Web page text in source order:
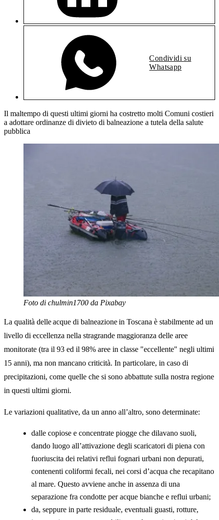
Condividi su
Whatsapp
Il maltempo di questi ultimi giorni ha costretto molti Comuni costieri
a adottare ordinanze di divieto di balneazione a tutela della salute
pubblica
Foto di chulmin1700 da Pixabay
La qualità delle acque di balneazione in Toscana è stabilmente ad un
livello di eccellenza nella stragrande maggioranza delle aree
monitorate (tra il 93 ed il 98% aree in classe "eccellente" negli ultimi
15 anni), ma non mancano criticità. In particolare, in caso di
precipitazioni, come quelle che si sono abbattute sulla nostra regione
in questi ultimi giorni.
Le variazioni qualitative, da un anno all’altro, sono determinate:
dalle copiose e concentrate piogge che dilavano suoli,
dando luogo all’attivazione degli scaricatori di piena con
fuoriuscita dei relativi reflui fognari urbani non depurati,
contenenti coliformi fecali, nei corsi d’acqua che recapitano
al mare. Questo avviene anche in assenza di una
separazione fra condotte per acque bianche e reflui urbani;
da, seppure in parte residuale, eventuali guasti, rotture,